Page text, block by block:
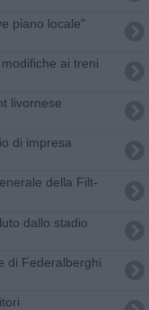
piano locale"
ai treni
livornese
di impresa
della Filt-
dallo stadio
di Federalberghi